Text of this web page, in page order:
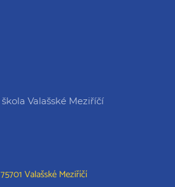
Valašské Meziříčí
Valašské Meziříčí